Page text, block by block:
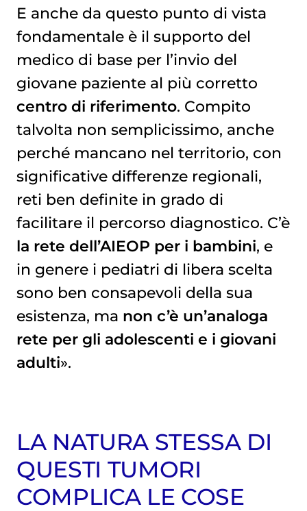
E anche da questo punto di vista
fondamentale è il supporto del
medico di base per l’invio del
giovane paziente al più corretto
centro di riferimento. Compito
talvolta non semplicissimo, anche
perché mancano nel territorio, con
significative differenze regionali,
reti ben definite in grado di
facilitare il percorso diagnostico. C’è
la rete dell’AIEOP per i bambini, e
in genere i pediatri di libera scelta
sono ben consapevoli della sua
esistenza, ma non c’è un’analoga
rete per gli adolescenti e i giovani
adulti».
LA NATURA STESSA DI
QUESTI TUMORI
COMPLICA LE COSE